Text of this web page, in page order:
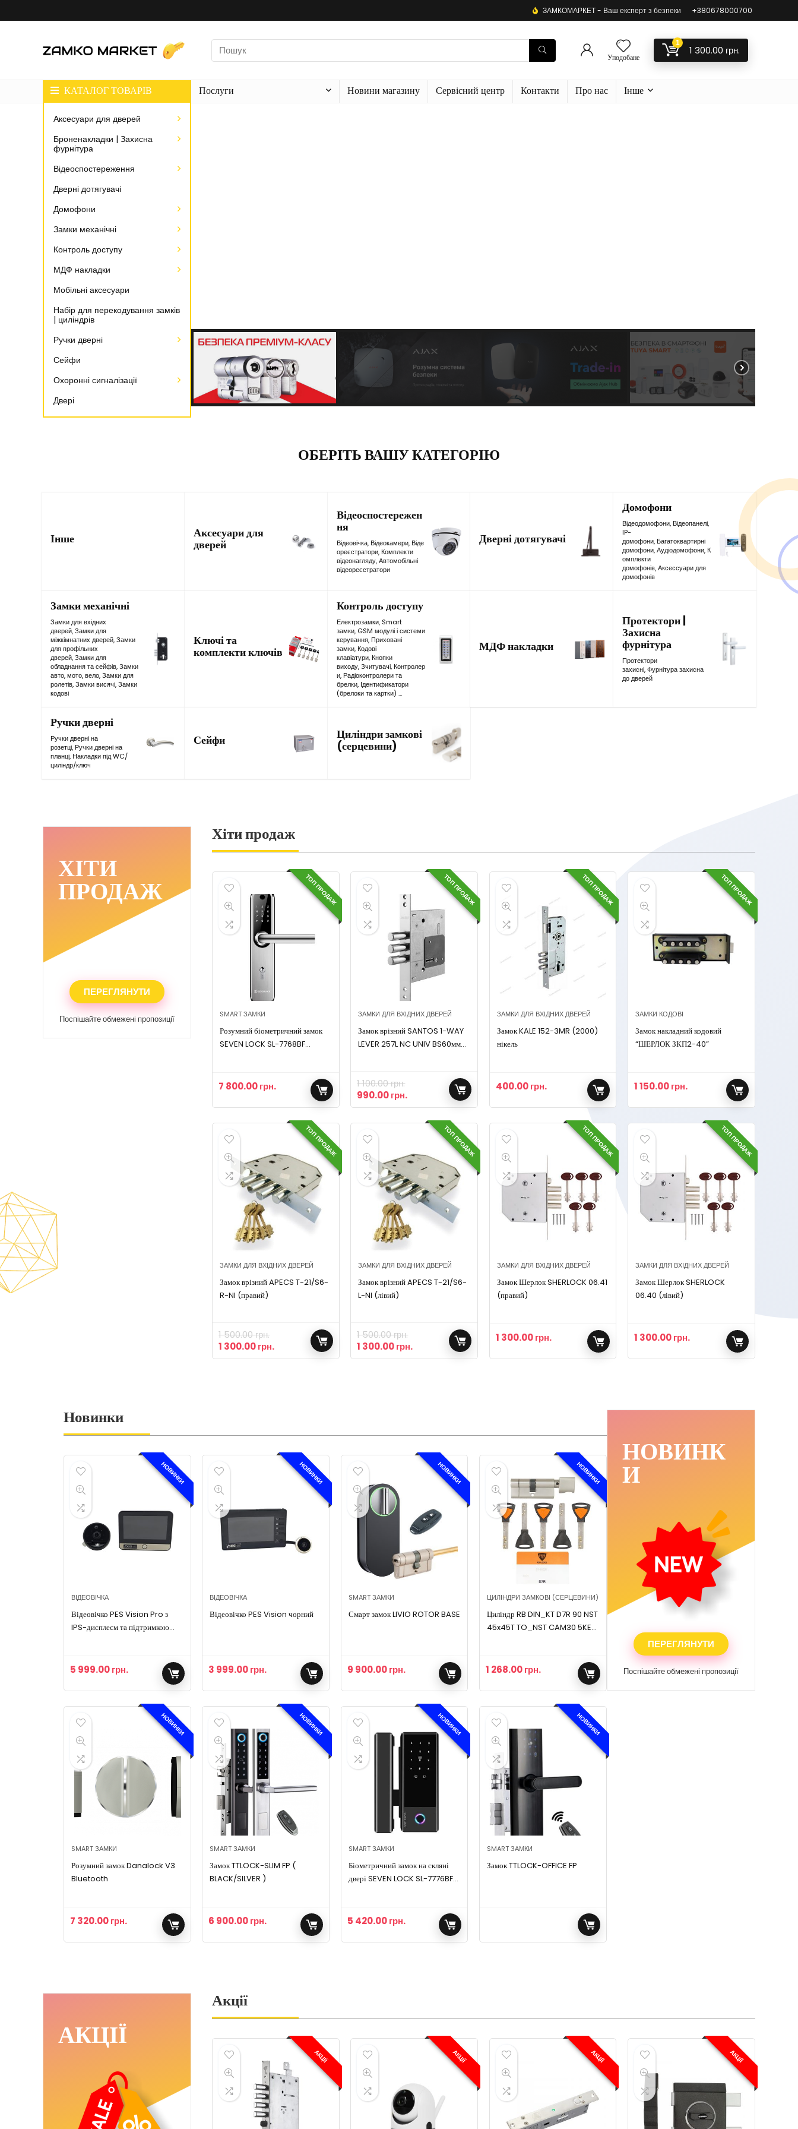
ЗАМКОМАРКЕТ - Ваш експерт з безпеки +380678000700
Уподобане
1
1 300.00 грн.
КАТАЛОГ ТОВАРІВ
Аксесуари для дверей
Броненакладки | Захисна
фурнітура
Відеоспостереження
Дверні дотягувачі
Домофони
Замки механічні
Контроль доступу
МДФ накладки
Мобільні аксесуари
Набір для перекодування замків
| циліндрів
Ручки дверні
Сейфи
Охоронні сигналізації
Двері
Послуги Новини магазину Сервісний центр Контакти Про нас Інше
ОБЕРІТЬ ВАШУ КАТЕГОРІЮ
Інше
Аксесуари для
дверей
Відеоспостережен
ня
Відеовічка, Відеокамери, Віде
ореєстратори, Комплекти
відеонагляду,Автомобільні
відеореєстратори
Дверні дотягувачі
Домофони
Відеодомофони, Відеопанелі,
IP-
домофони, Багатоквартирні
домофони,Аудіодомофони, К
омплекти
домофонів,Аксессуари для
домофонів
Замки механічні
Замки для вхідних
дверей,Замки для
міжкімнатних дверей,Замки
для профільних
дверей,Замки для
обладнання та сейфів,Замки
авто, мото, вело,Замки для
ролетів,Замки висячі,Замки
кодові
Ключі та
комплекти ключів
Контроль доступу
Електрозамки, Smart
замки, GSM модулі і системи
керування,Приховані
замки, Кодові
клавіатури, Кнопки
виходу,Зчитувачі, Контролер
и, Радіоконтролери та
брелки, Ідентификатори
(брелоки та картки) …
МДФ накладки
Протектори |
Захисна
фурнітура
Протектори
захисні,Фурнітура захисна
до дверей
Ручки дверні
Ручки дверні на
розетці, Ручки дверні на
планці, Накладки під WC/
циліндр/ключ
Сейфи
Циліндри замкові
(серцевини)
ХІТИ
ПРОДАЖ
ПЕРЕГЛЯНУТИ
Поспішайте обмежені пропозиції
Хіти продаж
ТОП ПРОДАЖ
SMART ЗАМКИ
Розумний біометричний замок
SEVEN LOCK SL-7768BF
7 800.00грн.
ТОП ПРОДАЖ
ЗАМКИ ДЛЯ ВХІДНИХ ДВЕРЕЙ
Замок врізний SANTOS 1-WAY
LEVER 257L NC UNIV BS60мм
1 100.00грн.
990.00грн.
ТОП ПРОДАЖ
ЗАМКИ ДЛЯ ВХІДНИХ ДВЕРЕЙ
Замок KALE 152-3MR (2000)
нікель
400.00грн.
ТОП ПРОДАЖ
ЗАМКИ КОДОВІ
Замок накладний кодовий
“ШЕРЛОК ЗКП2-40”
1 150.00грн.
ТОП ПРОДАЖ
ЗАМКИ ДЛЯ ВХІДНИХ ДВЕРЕЙ
Замок врізний APECS T-21/S6-
R-NI (правий)
1 500.00грн.
1 300.00грн.
ТОП ПРОДАЖ
ЗАМКИ ДЛЯ ВХІДНИХ ДВЕРЕЙ
Замок врізний APECS T-21/S6-
L-NI (лівий)
1 500.00грн.
1 300.00грн.
ТОП ПРОДАЖ
ЗАМКИ ДЛЯ ВХІДНИХ ДВЕРЕЙ
Замок Шерлок SHERLOCK 06.41
(правий)
1 300.00грн.
ТОП ПРОДАЖ
ЗАМКИ ДЛЯ ВХІДНИХ ДВЕРЕЙ
Замок Шерлок SHERLOCK
06.40 (лівий)
1 300.00грн.
Новинки
НОВИНКИ
ВІДЕОВІЧКА
Відеовічко PES Vision Pro з
IPS-дисплеєм та підтримкою
5 999.00грн.
НОВИНКИ
ВІДЕОВІЧКА
Відеовічко PES Vision чорний
3 999.00грн.
НОВИНКИ
SMART ЗАМКИ
Смарт замок LIVIO ROTOR BASE
9 900.00грн.
НОВИНКИ
ЦИЛІНДРИ ЗАМКОВІ (СЕРЦЕВИНИ)
Циліндр RB DIN_KT D7R 90 NST
45x45T TO_NST CAM30 5KEY
1 268.00грн.
НОВИНКИ
SMART ЗАМКИ
Розумний замок Danalock V3
Bluetooth
7 320.00грн.
НОВИНКИ
SMART ЗАМКИ
Замок TTLOCK-SLIM FP (
BLACK/SILVER )
6 900.00грн.
НОВИНКИ
SMART ЗАМКИ
Біометричний замок на скляні
двері SEVEN LOCK SL-7776BF
5 420.00грн.
НОВИНКИ
SMART ЗАМКИ
Замок TTLOCK-OFFICE FP
НОВИНК
И​
ПЕРЕГЛЯНУТИ
Поспішайте обмежені пропозиції
АКЦІЇ
Акції
АКЦІЇ АКЦІЇ АКЦІЇ АКЦІЇ